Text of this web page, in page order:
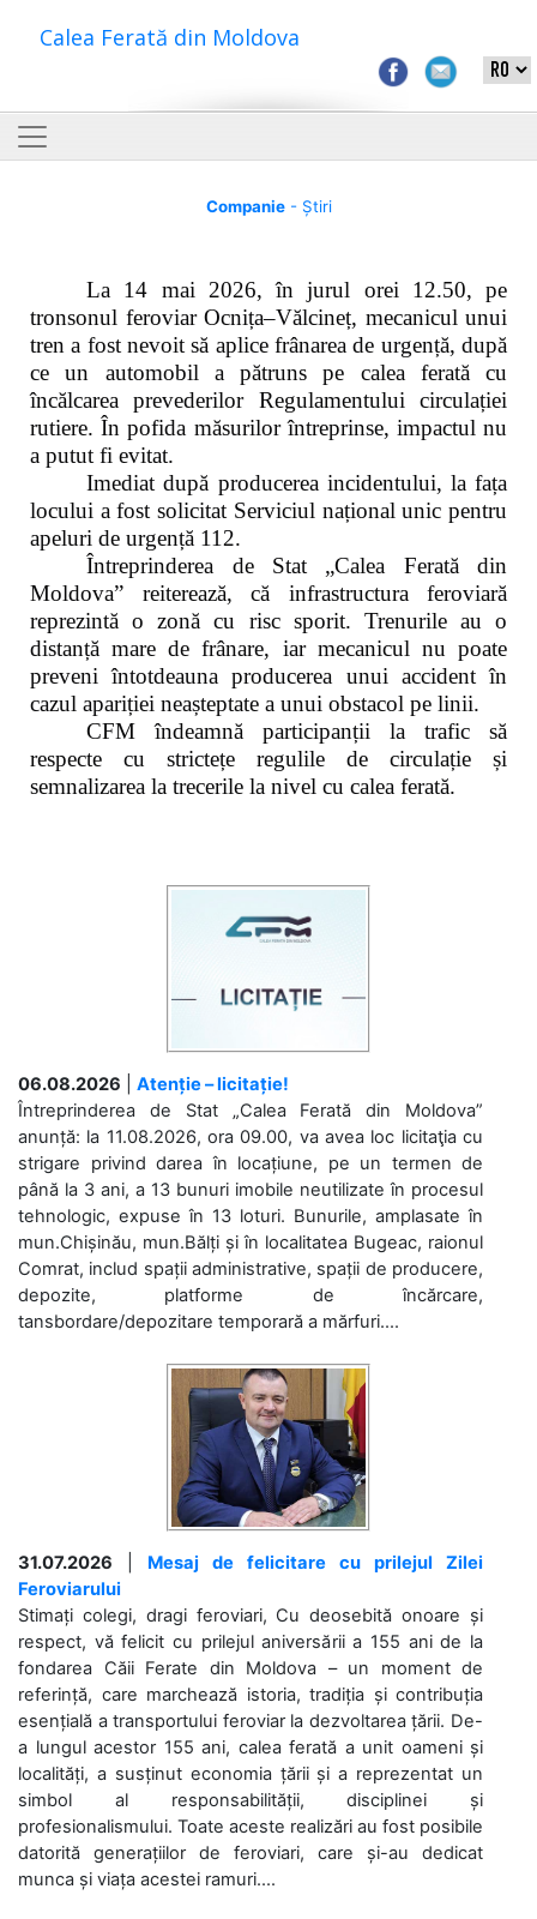
Calea Ferată din Moldova
Companie- Știri
La 14 mai 2026, în jurul orei 12.50, pe
tronsonul feroviar Ocnița–Vălcineț, mecanicul unui
tren a fost nevoit să aplice frânarea de urgență, după
ce un automobil a pătruns pe calea ferată cu
încălcarea prevederilor Regulamentului circulației
rutiere. În pofida măsurilor întreprinse, impactul nu
a putut fi evitat.
Imediat după producerea incidentului, la fața
locului a fost solicitat Serviciul național unic pentru
apeluri de urgență 112.
Întreprinderea de Stat „Calea Ferată din
Moldova” reiterează, că infrastructura feroviară
reprezintă o zonă cu risc sporit. Trenurile au o
distanță mare de frânare, iar mecanicul nu poate
preveni întotdeauna producerea unui accident în
cazul apariției neașteptate a unui obstacol pe linii.
CFM îndeamnă participanții la trafic să
respecte cu strictețe regulile de circulație și
semnalizarea la trecerile la nivel cu calea ferată.
06.08.2026
Atenție – licitație!
Întreprinderea de Stat „Calea Ferată din Moldova”
anunță: la 11.08.2026, ora 09.00, va avea loc licitaţia cu
strigare privind darea în locațiune, pe un termen de
până la 3 ani, a 13 bunuri imobile neutilizate în procesul
tehnologic, expuse în 13 loturi. Bunurile, amplasate în
mun.Chișinău, mun.Bălți și în localitatea Bugeac, raionul
Comrat, includ spații administrative, spații de producere,
depozite, platforme de încărcare,
tansbordare/depozitare temporară a mărfuri....
31.07.2026
Mesaj de felicitare cu prilejul Zilei
Feroviarului
Stimați colegi, dragi feroviari, Cu deosebită onoare și
respect, vă felicit cu prilejul aniversării a 155 ani de la
fondarea Căii Ferate din Moldova – un moment de
referință, care marchează istoria, tradiția și contribuția
esențială a transportului feroviar la dezvoltarea țării. De-
a lungul acestor 155 ani, calea ferată a unit oameni și
localități, a susținut economia țării și a reprezentat un
simbol al responsabilității, disciplinei și
profesionalismului. Toate aceste realizări au fost posibile
datorită generațiilor de feroviari, care și-au dedicat
munca și viața acestei ramuri....